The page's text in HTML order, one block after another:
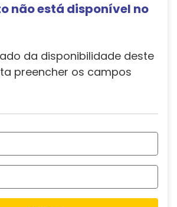
não está disponível no
da disponibilidade deste
preencher os campos